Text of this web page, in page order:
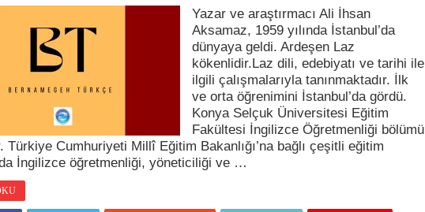
Yazar ve araştırmacı Ali İhsan
Aksamaz, 1959 yılında İstanbul’da
dünyaya geldi. Ardeşen Laz
kökenlidir.Laz dili, edebiyatı ve tarihi ile
ilgili çalışmalarıyla tanınmaktadır. İlk
ve orta öğrenimini İstanbul’da gördü.
Konya Selçuk Üniversitesi Eğitim
Fakültesi İngilizce Öğretmenliği bölümü
Türkiye Cumhuriyeti Millî Eğitim Bakanlığı’na bağlı çeşitli eğitim
İngilizce öğretmenliği, yöneticiliği ve …